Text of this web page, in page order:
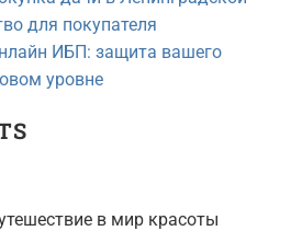
для покупателя
ИБП: защита вашего
уровне
в мир красоты